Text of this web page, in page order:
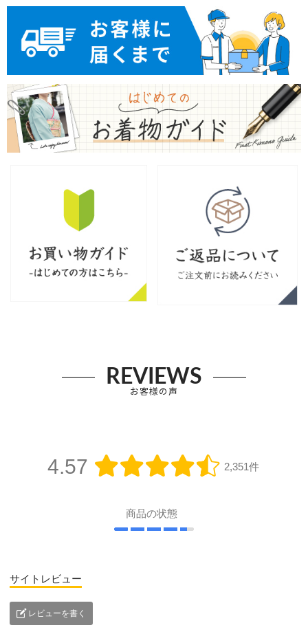
REVIEWS
お客様の声
4.57 2,351件
商品の状態
サイトレビュー
レビューを書く